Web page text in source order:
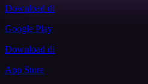
Download di
Google Play
Download di
App Store